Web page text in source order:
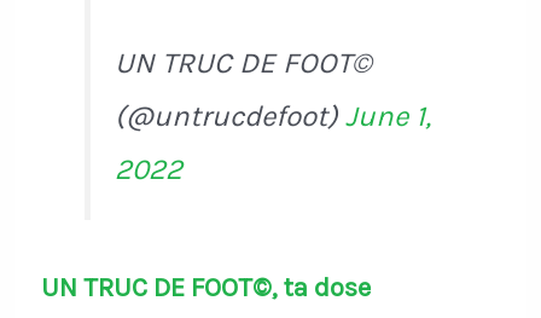
UN TRUC DE FOOT©
(@untrucdefoot)June 1,
2022
UN TRUC DE FOOT©, ta dose